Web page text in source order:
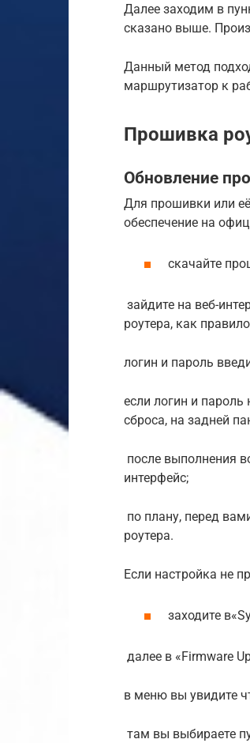
Далее заходим в
сказано выше.
Данный метод
маршрутизатор к
Прошивка
Обновление
Для прошивки или
обеспечение на
скачайте
зайдите на веб-
роутера, как
логин и пароль
если логин и пароль
сброса, на задней
после выполнения
интерфейс;
по плану, перед
роутера.
Если настройка не
заходите
далее в «Firmware
в меню вы увидите
там вы выбираете